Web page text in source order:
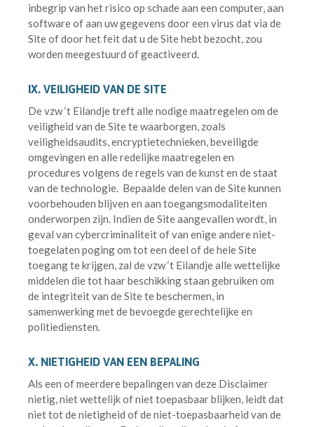
inbegrip van het risico op schade aan een computer, aan
software of aan uw gegevens door een virus dat via de
Site of door het feit dat u de Site hebt bezocht, zou
worden meegestuurd of geactiveerd.
IX. VEILIGHEID VAN DE SITE
De vzw ‘t Eilandje treft alle nodige maatregelen om de
veiligheid van de Site te waarborgen, zoals
veiligheidsaudits, encryptietechnieken, beveiligde
omgevingen en alle redelijke maatregelen en
procedures volgens de regels van de kunst en de staat
van de technologie. Bepaalde delen van de Site kunnen
voorbehouden blijven en aan toegangsmodaliteiten
onderworpen zijn. Indien de Site aangevallen wordt, in
geval van cybercriminaliteit of van enige andere niet-
toegelaten poging om tot een deel of de hele Site
toegang te krijgen, zal de vzw ‘t Eilandje alle wettelijke
middelen die tot haar beschikking staan gebruiken om
de integriteit van de Site te beschermen, in
samenwerking met de bevoegde gerechtelijke en
politiediensten.
X. NIETIGHEID VAN EEN BEPALING
Als een of meerdere bepalingen van deze Disclaimer
nietig, niet wettelijk of niet toepasbaar blijken, leidt dat
niet tot de nietigheid of de niet-toepasbaarheid van de